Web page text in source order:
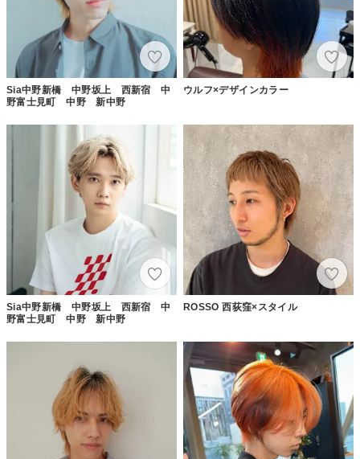
Sia中野新橋 中野坂上 西新宿 中
野富士見町 中野 新中野
ウルフ×デザインカラー
Sia中野新橋 中野坂上 西新宿 中
野富士見町 中野 新中野
ROSSO 西荻窪×スタイル